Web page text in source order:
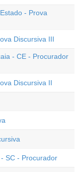
- Prova
Discursiva III
- CE - Procurador
Discursiva II
SC - Procurador